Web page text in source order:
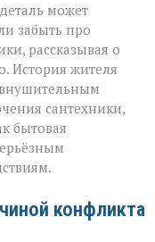
как
повод
долга:
коммунальная
история
с
серьёзным
финалом»
может
забыть про
рассказывая о
История жителя
внушительным
сантехники,
бытовая
конфликта